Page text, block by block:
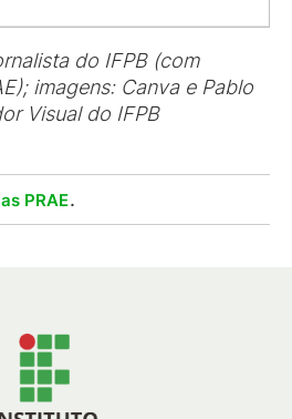
do IFPB (com
imagens: Canva e Pablo
Visual do IFPB
PRAE.